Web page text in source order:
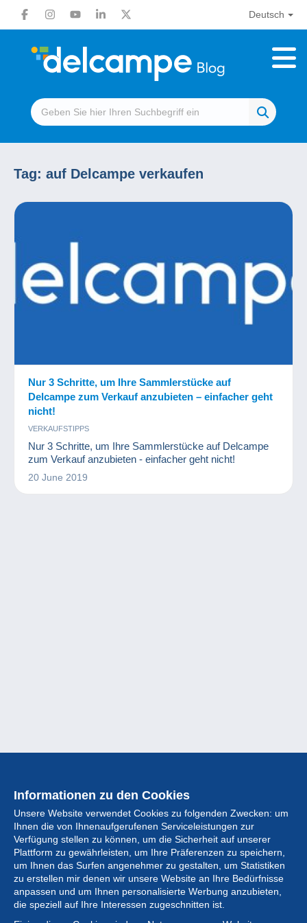
Deutsch
Tag: auf Delcampe verkaufen
Nur 3 Schritte, um Ihre Sammlerstücke auf
Delcampe zum Verkauf anzubieten – einfacher geht
nicht!
VERKAUFSTIPPS
Nur 3 Schritte, um Ihre Sammlerstücke auf Delcampe
zum Verkauf anzubieten - einfacher geht nicht!
20 June 2019
Informationen zu den Cookies
Unsere Website verwendet Cookies zu folgenden Zwecken: um
Ihnen die von Ihnenaufgerufenen Serviceleistungen zur
Verfügung stellen zu können, um die Sicherheit auf unserer
Plattform zu gewährleisten, um Ihre Präferenzen zu speichern,
um Ihnen das Surfen angenehmer zu gestalten, um Statistiken
zu erstellen mir denen wir unsere Website an Ihre Bedürfnisse
anpassen und um Ihnen personalisierte Werbung anzubieten,
die speziell auf Ihre Interessen zugeschnitten ist.
Sammlung